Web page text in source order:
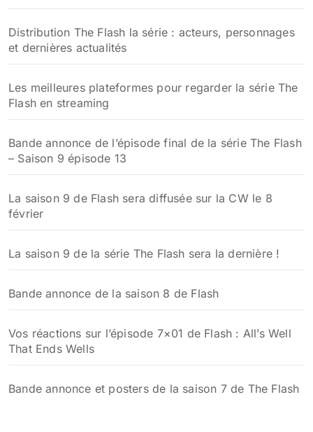
Distribution The Flash la série : acteurs, personnages
et dernières actualités
Les meilleures plateformes pour regarder la série The
Flash en streaming
Bande annonce de l’épisode final de la série The Flash
– Saison 9 épisode 13
La saison 9 de Flash sera diffusée sur la CW le 8
février
La saison 9 de la série The Flash sera la dernière !
Bande annonce de la saison 8 de Flash
Vos réactions sur l’épisode 7×01 de Flash : All’s Well
That Ends Wells
Bande annonce et posters de la saison 7 de The Flash